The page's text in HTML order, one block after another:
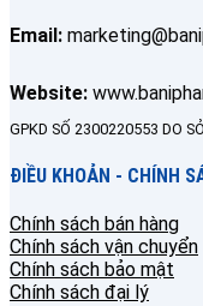
Email:
Website:
GPKD SỐ 2300220553 DO
ĐIỀU KHOẢN - CHÍNH
Chính sách bán hàng
Chính sách vận chuyển
Chính sách bảo mật
Chính sách đại lý